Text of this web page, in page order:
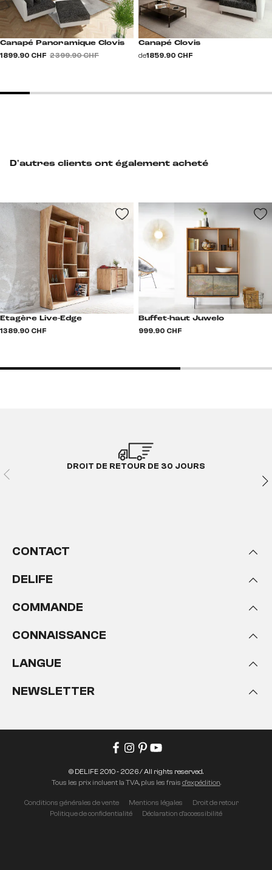
D'autres clients ont également acheté
Etagère Live-Edge
1 389.90 CHF
Buffet-haut Juwelo
999.90 CHF
Canapé Panoramique Clovis
1 899.90 CHF 2 399.90 CHF
Canapé Clovis
de1 859.90 CHF
DROIT DE RETOUR DE 30 JOURS
CONTACT
DELIFE
COMMANDE
CONNAISSANCE
LANGUE
NEWSLETTER
Conditions générales de vente Mentions légales
Droit de retour
Politique de confidentialité
Déclaration d'accessibilité
© DELIFE 2010 - 2026 / All rights reserved.
Tous les prix incluent la TVA, plus les frais d'expédition.